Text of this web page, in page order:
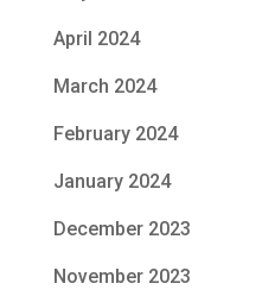
April 2024
March 2024
February 2024
January 2024
December 2023
November 2023